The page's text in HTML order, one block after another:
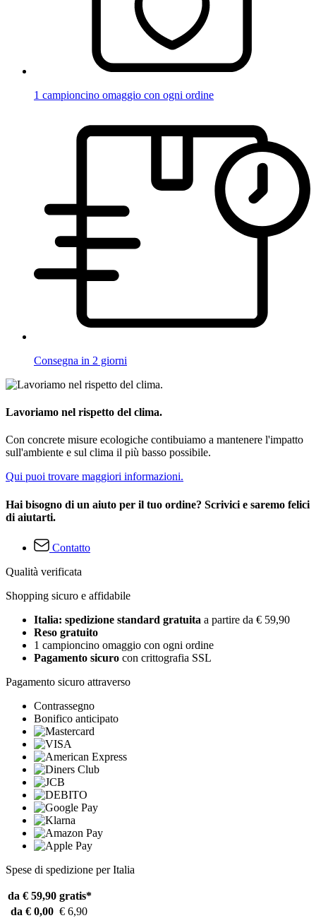
1 campioncino omaggio con ogni ordine
Consegna in 2 giorni
Lavoriamo nel rispetto del clima.
Con concrete misure ecologiche contibuiamo a mantenere l'impatto
sull'ambiente e sul clima il più basso possibile.
Qui puoi trovare maggiori informazioni.
Hai bisogno di un aiuto per il tuo ordine? Scrivici e saremo felici
di aiutarti.
Contatto
Qualità verificata
Shopping sicuro e affidabile
Italia: spedizione standard gratuita a partire da € 59,90
Reso gratuito
1 campioncino omaggio con ogni ordine
Pagamento sicuro con crittografia SSL
Pagamento sicuro attraverso
Contrassegno
Bonifico anticipato
Spese di spedizione per Italia
da € 59,90 gratis*
da € 0,00 € 6,90